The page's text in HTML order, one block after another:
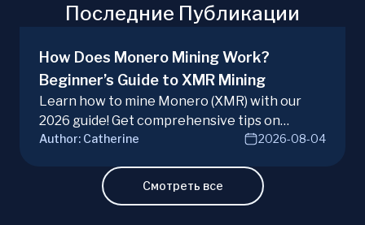
Последние Публикации
How Does Monero Mining Work?
Beginner’s Guide to XMR Mining
Learn how to mine Monero (XMR) with our
2026 guide! Get comprehensive tips on
hardware, software, and techniques for
Author: Catherine 2026-08-04
Смотреть все